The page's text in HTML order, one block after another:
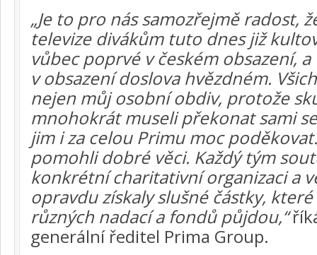
„Je to pro nás samozřejmě radost,
televize divákům tuto dnes již
vůbec poprvé v českém obsazení,
v obsazení doslova hvězdném.
nejen můj osobní obdiv, protože
mnohokrát museli překonat sami
jim i za celou Primu moc
pomohli dobré věci. Každý tým
konkrétní charitativní organizaci a
opravdu získaly slušné částky,
různých nadací a fondů půjdou,“
generální ředitel Prima Group.